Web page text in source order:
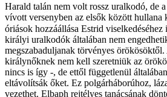
Harald talán nem volt rossz uralkodó, de
vívott versenyben az elsők között hullana
óriások hozzáállása Estrid viselkedéséhez
királyi uralkodók általában nem
megszabaduljanak törvényes
királynőknek nem kell szeretniük az
nincs is így -, de ettől függetlenül
eltávolítsák őket. Ez polgárháborúhoz,
vezethet. Elbaph rejtélyes tanácsának